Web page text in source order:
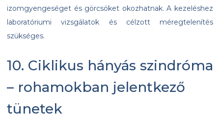
izomgyengeséget és görcsöket okozhatnak. A kezeléshez
laboratóriumi vizsgálatok és célzott méregtelenítés
szükséges.
10. Ciklikus hányás szindróma
– rohamokban jelentkező
tünetek